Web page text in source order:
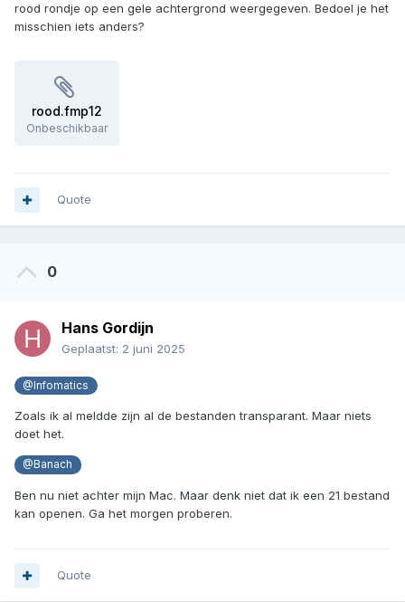
rood rondje op een gele achtergrond weergegeven. Bedoel je het
misschien iets anders?
rood.fmp12
Onbeschikbaar
Quote
0
Hans Gordijn
Geplaatst: 2 juni 2025
@Infomatics
Zoals ik al meldde zijn al de bestanden transparant. Maar niets
doet het.
@Banach
Ben nu niet achter mijn Mac. Maar denk niet dat ik een 21 bestand
kan openen. Ga het morgen proberen.
Quote